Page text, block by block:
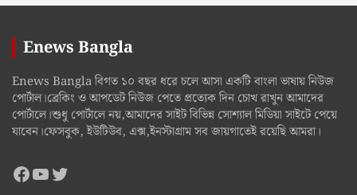
Enews Bangla
Enews Bangla বিগত ১০ বছর ধরে চলে আসা একটি বাংলা ভাষায় নিউজ
পোর্টাল।ব্রেকিং ও আপডেট নিউজ পেতে প্রত্যেক দিন চোখ রাখুন আমাদের
পোর্টালে।শুধু পোর্টালে নয়,আমাদের সাইট বিভিন্ন সোশ্যাল মিডিয়া সাইটে পেয়ে
যাবেন।ফেসবুক, ইউটিউব, এক্স,ইনস্টাগ্রাম সব জায়গাতেই রয়েছি আমরা।
Facebook
YouTube
Twitter